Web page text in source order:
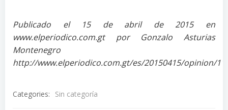
Publicado el 15 de abril de 2015 en
www.elperiodico.com.gt por Gonzalo Asturias
Montenegro
http://www.elperiodico.com.gt/es/20150415/opinion/
Categories: Sin categoría